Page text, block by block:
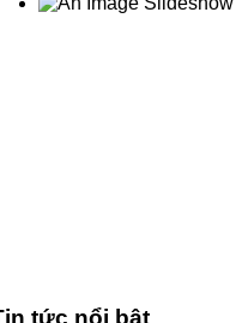
tức nổi bật